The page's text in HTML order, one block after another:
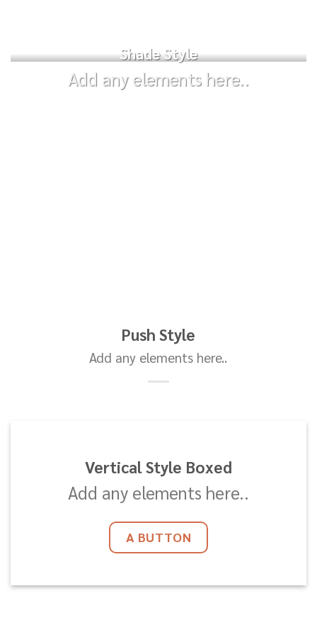
Shade Style
Add any elements here..
Push Style
Add any elements here..
Vertical Style Boxed
Add any elements here..
A BUTTON